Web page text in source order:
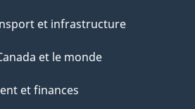
et infrastructure
et le monde
et finances